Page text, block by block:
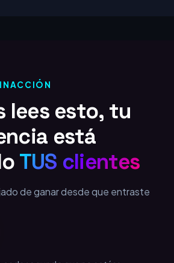
lees esto, tu
está
TUS clientes
de ganar desde que entraste